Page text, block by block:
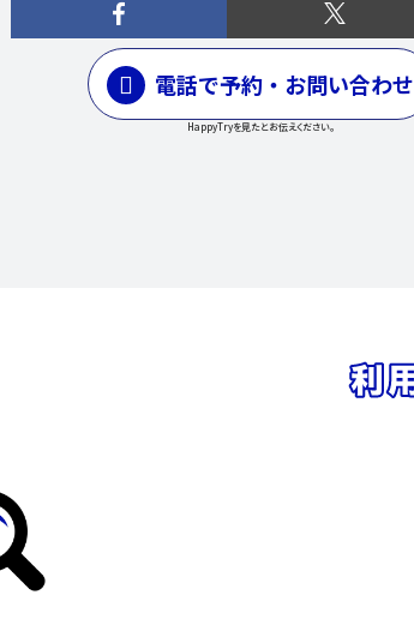
電話で予約・お問い合わせ
HappyTryを見たとお伝えください。